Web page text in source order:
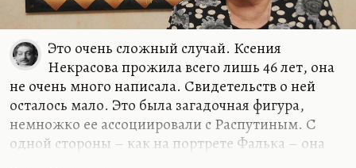
интересовало в жизни слишком многое –
женщины, медицина,…
Это очень сложный случай. Ксения
Некрасова прожила всего лишь 46 лет, она
не очень много написала. Свидетельств о ней
осталось мало. Это была загадочная фигура,
немножко ее ассоциировали с Распутиным. С
одной стороны – как на портрете Фалька – она